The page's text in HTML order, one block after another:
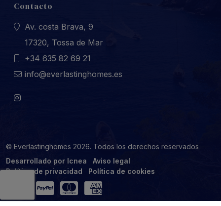
Contacto
Av. costa Brava, 9
17320, Tossa de Mar
+34 635 82 69 21
info@everlastinghomes.es
© Everlastinghomes 2026. Todos los derechos reservados
Desarrollado por Icnea
Aviso legal
Política de privacidad
Política de cookies